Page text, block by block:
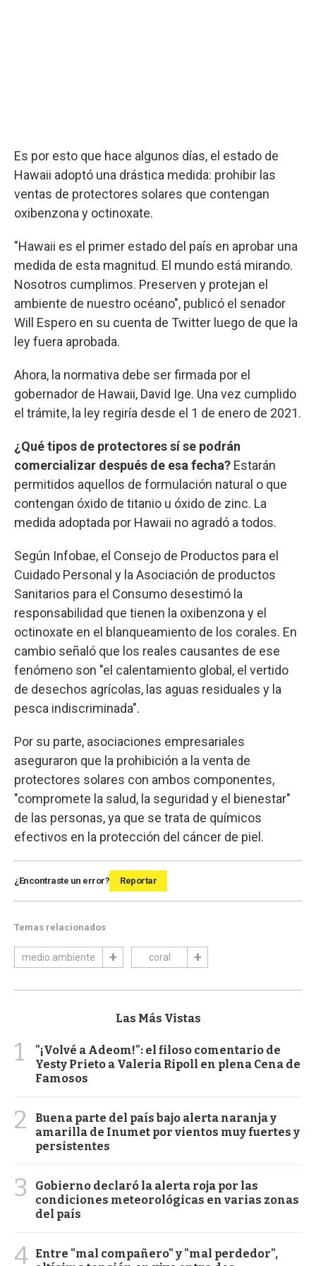
Es por esto que hace algunos días, el estado de
Hawaii adoptó una drástica medida: prohibir las
ventas de protectores solares que contengan
oxibenzona y octinoxate.
"Hawaii es el primer estado del país en aprobar una
medida de esta magnitud. El mundo está mirando.
Nosotros cumplimos. Preserven y protejan el
ambiente de nuestro océano", publicó el senador
Will Espero en su cuenta de Twitter luego de que la
ley fuera aprobada.
Ahora, la normativa debe ser firmada por el
gobernador de Hawaii, David Ige. Una vez cumplido
el trámite, la ley regiría desde el 1 de enero de 2021.
¿Qué tipos de protectores sí se podrán
comercializar después de esa fecha? Estarán
permitidos aquellos de formulación natural o que
contengan óxido de titanio u óxido de zinc. La
medida adoptada por Hawaii no agradó a todos.
Según Infobae, el Consejo de Productos para el
Cuidado Personal y la Asociación de productos
Sanitarios para el Consumo desestimó la
responsabilidad que tienen la oxibenzona y el
octinoxate en el blanqueamiento de los corales. En
cambio señaló que los reales causantes de ese
fenómeno son "el calentamiento global, el vertido
de desechos agrícolas, las aguas residuales y la
pesca indiscriminada".
Por su parte, asociaciones empresariales
aseguraron que la prohibición a la venta de
protectores solares con ambos componentes,
"compromete la salud, la seguridad y el bienestar"
de las personas, ya que se trata de químicos
efectivos en la protección del cáncer de piel.
¿Encontraste un error? Reportar
Temas relacionados
medio ambiente coral
Las Más Vistas
1
"¡Volvé a Adeom!": el filoso comentario de
Yesty Prieto a Valeria Ripoll en plena Cena de
Famosos
2
Buena parte del país bajo alerta naranja y
amarilla de Inumet por vientos muy fuertes y
persistentes
3
Gobierno declaró la alerta roja por las
condiciones meteorológicas en varias zonas
del país
4 Entre "mal compañero" y "mal perdedor",